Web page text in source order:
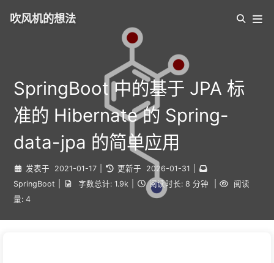
吹风机的想法
SpringBoot 中的基于 JPA 标
准的 Hibernate 的 Spring-
data-jpa 的简单应用
发表于 2021-01-17 更新于 2026-01-31
SpringBoot
字数总计: 1.9k 阅读时长: 8 分钟
阅读
量: 4